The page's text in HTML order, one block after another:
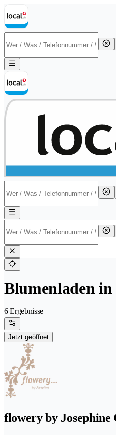
Blumenladen in
6 Ergebnisse
Jetzt geöffnet
flowery by Josephine